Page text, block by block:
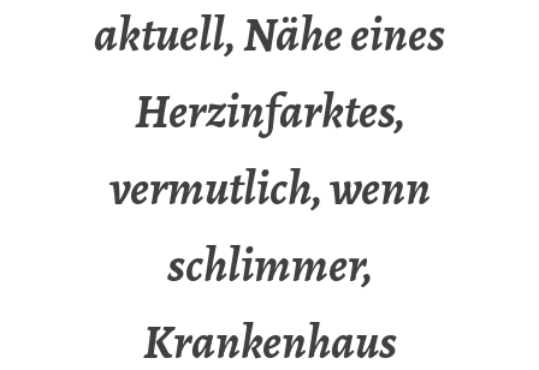
aktuell, Nähe eines
Herzinfarktes,
vermutlich, wenn
schlimmer,
Krankenhaus